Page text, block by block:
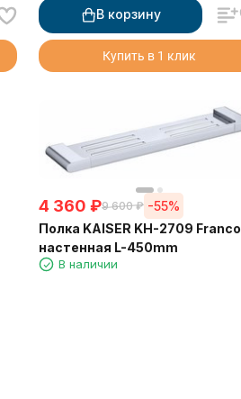
В корзину
Купить в 1 клик
4 360 ₽9 600 ₽ -55%
Полка KAISER KH-2709 Franco
настенная L-450mm
В наличии